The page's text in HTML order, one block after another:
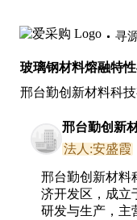
寻
玻璃钢材料熔融特
邢台勤创新材料科
邢台勤创新
法人:安盛霞
邢台勤创新材料
济开发区，成立
研发与生产，主